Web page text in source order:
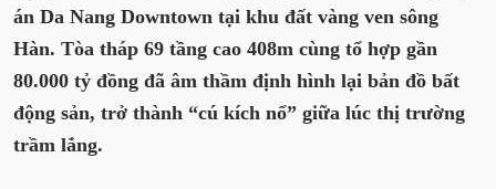
TNĐT 17:30, 04/10/2025
Ngày 19/8/2025, Đà Nẵng chứng kiến lễ khởi
công dự án Da Nang Downtown tại khu đất
vàng ven sông Hàn. Tòa tháp 69 tầng cao